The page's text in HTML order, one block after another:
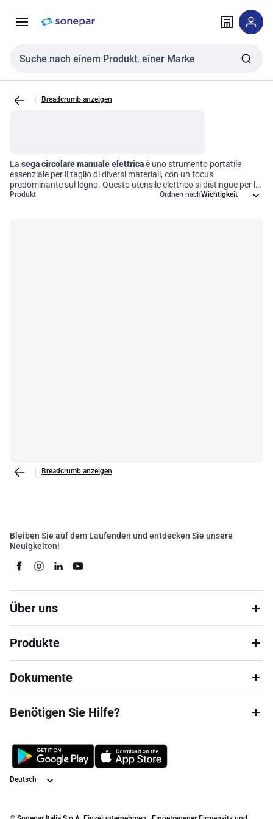
NavigationInhalt
Sucheingabe
Breadcrumb anzeigen
La sega circolare manuale elettricaè uno strumento portatile
essenziale per il taglio di diversi materiali, con un focus
predominante sul legno. Questo utensile elettrico si distingue per la
sua facilità d'uso e versatilità, rendendolo ideale sia per
Produkt Ordnen nach
Breadcrumb anzeigen
Bleiben Sie auf dem Laufenden und entdecken Sie unsere
Neuigkeiten!
Über uns
Produkte
Dokumente
Benötigen Sie Hilfe?
Sprache